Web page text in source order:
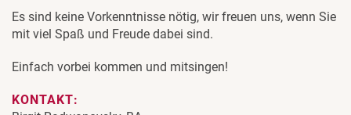
Es sind keine Vorkenntnisse nötig, wir freuen uns, wenn Sie
mit viel Spaß und Freude dabei sind.
Einfach vorbei kommen und mitsingen!
KONTAKT: